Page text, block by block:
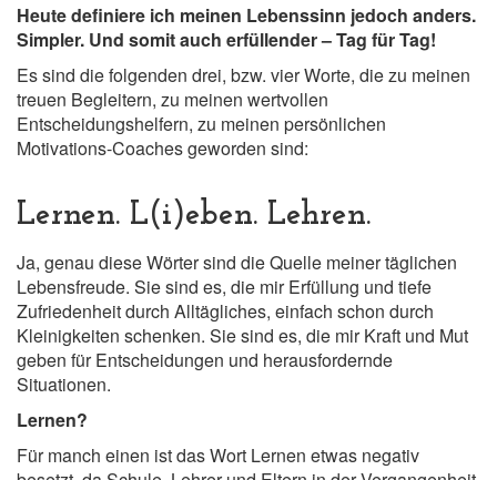
Heute definiere ich meinen Lebenssinn jedoch anders.
Simpler. Und somit auch erfüllender – Tag für Tag!
Es sind die folgenden drei, bzw. vier Worte, die zu meinen
treuen Begleitern, zu meinen wertvollen
Entscheidungshelfern, zu meinen persönlichen
Motivations-Coaches geworden sind:
Lernen. L(i)eben. Lehren.
Ja, genau diese Wörter sind die Quelle meiner täglichen
Lebensfreude. Sie sind es, die mir Erfüllung und tiefe
Zufriedenheit durch Alltägliches, einfach schon durch
Kleinigkeiten schenken. Sie sind es, die mir Kraft und Mut
geben für Entscheidungen und herausfordernde
Situationen.
Lernen?
Für manch einen ist das Wort Lernen etwas negativ